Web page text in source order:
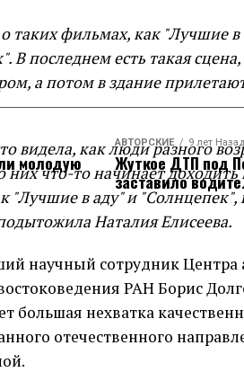
о таких фильмах, как "Лучшие
В последнем есть такая
а потом в здание
видела, как люди разного
что-то начинает
"Лучшие в аду" и
Наталия Елисеева.
научный сотрудник Центра
РАН Борис
большая нехватка
отечественного
молодую
АВТОРСКИЕ 9 лет Назад
Жуткое ДТП под
заставило